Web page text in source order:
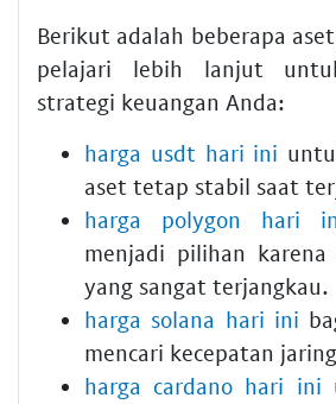
Berikut adalah beberapa
pelajari lebih lanjut
strategi keuangan Anda:
harga usdt hari ini
aset tetap stabil saat
harga polygon hari
menjadi pilihan karena
yang sangat terjangkau.
harga solana hari ini
mencari kecepatan
harga cardano hari ini